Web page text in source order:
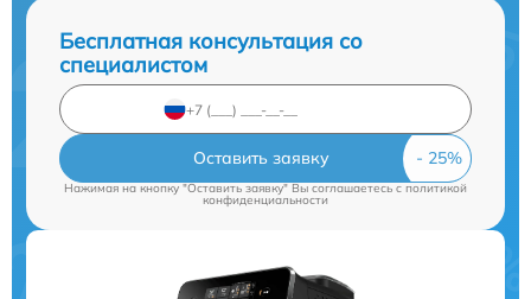
Бесплатная консультация со
специалистом
Оставить заявку
Нажимая на кнопку "Оставить заявку" Вы соглашаетесь c политикой
конфиденциальности